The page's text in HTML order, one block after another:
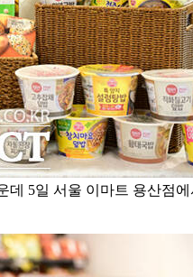
데 5일 서울 이마트 용산점에